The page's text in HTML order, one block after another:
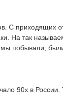
С приходящих
На так
мы побывали,
90х в России.